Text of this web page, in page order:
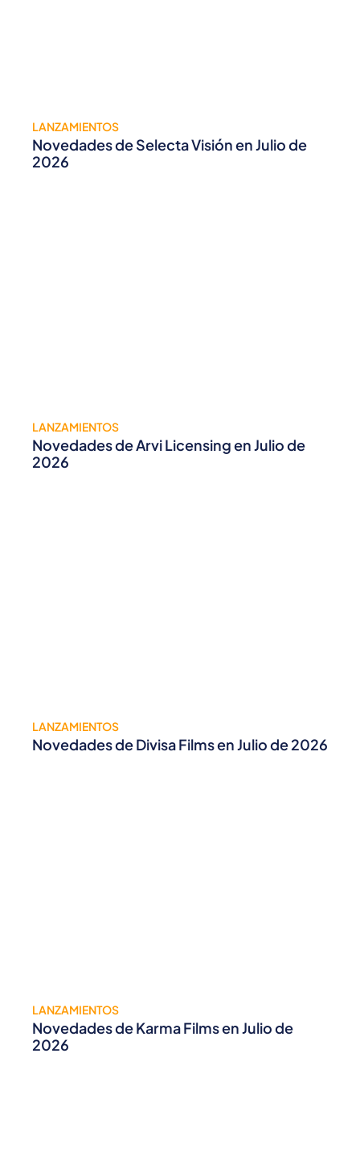
LANZAMIENTOS
Novedades de Selecta Visión en Julio de
2026
LANZAMIENTOS
Novedades de Arvi Licensing en Julio de
2026
LANZAMIENTOS
Novedades de Divisa Films en Julio de 2026
LANZAMIENTOS
Novedades de Karma Films en Julio de
2026